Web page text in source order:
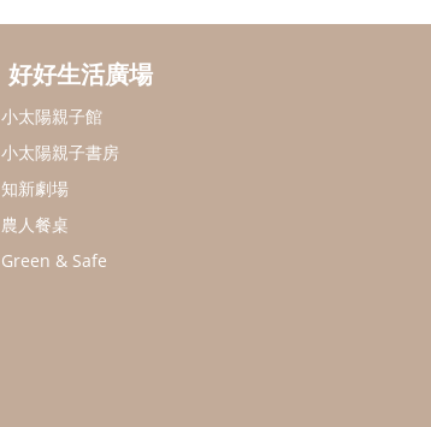
好好生活廣場
小太陽親子館
小太陽親子書房
知新劇場
農人餐桌
Green & Safe